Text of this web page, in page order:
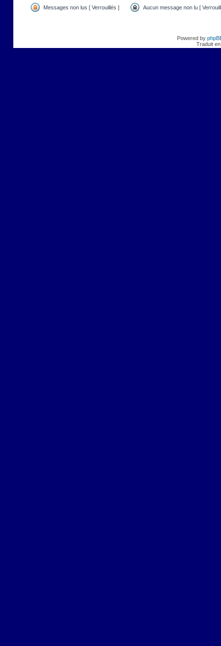
Messages non lus [ Verrouillés ] Aucun message non lu [
Powered by
Traduit